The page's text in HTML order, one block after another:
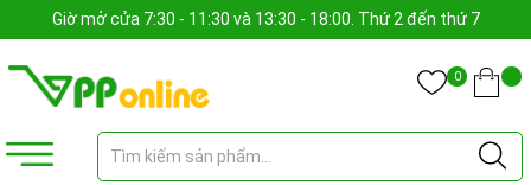
Giờ mở cửa 7:30 - 11:30 và 13:30 - 18:00. Thứ 2 đến thứ 7
0